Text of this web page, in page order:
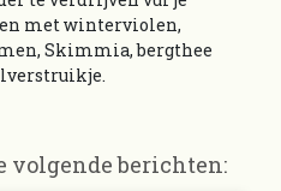
met winterviolen,
Skimmia, bergthee
volgende berichten: